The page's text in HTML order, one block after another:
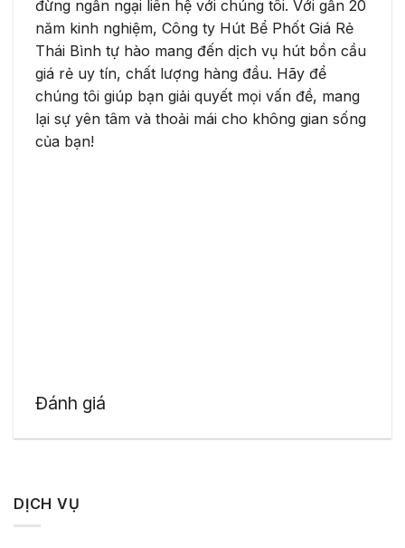
đừng ngần ngại liên hệ với chúng tôi. Với gần 20
năm kinh nghiệm, Công ty Hút Bể Phốt Giá Rẻ
Thái Bình tự hào mang đến dịch vụ hút bồn cầu
giá rẻ uy tín, chất lượng hàng đầu. Hãy để
chúng tôi giúp bạn giải quyết mọi vấn đề, mang
lại sự yên tâm và thoải mái cho không gian sống
của bạn!
Đánh giá
DỊCH VỤ